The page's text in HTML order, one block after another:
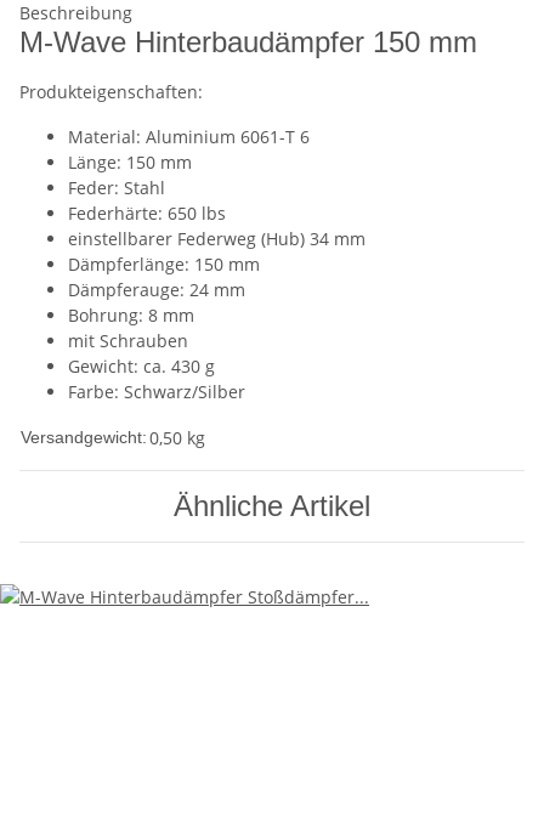
Beschreibung
M-Wave Hinterbaudämpfer 150 mm
Produkteigenschaften:
Material: Aluminium 6061-T 6
Länge: 150 mm
Feder: Stahl
Federhärte: 650 lbs
einstellbarer Federweg (Hub) 34 mm
Dämpferlänge: 150 mm
Dämpferauge: 24 mm
Bohrung: 8 mm
mit Schrauben
Gewicht: ca. 430 g
Farbe: Schwarz/Silber
Versandgewicht:0,50 kg
Ähnliche Artikel